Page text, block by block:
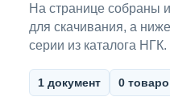
На странице собраны
для скачивания, а
серии из каталога НГК.
1 документ 0